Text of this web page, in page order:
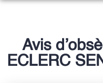
ORGANISER DES
PRÉVOIR SES OBSÈQUES
NOTRE AGENCE
ESPACES HOMMAGES
Avis
ECLERC